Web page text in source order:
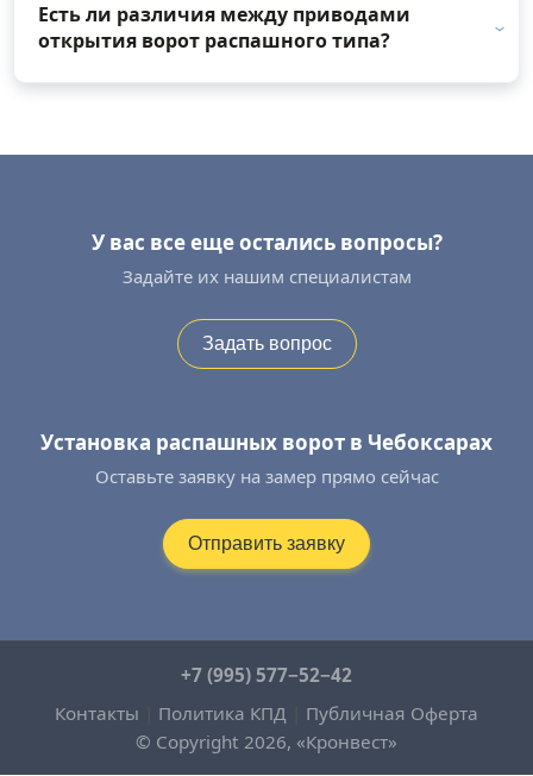
Есть ли различия между приводами
открытия ворот распашного типа?
У вас все еще остались вопросы?
Задайте их нашим специалистам
Задать вопрос
Установка распашных ворот в Чебоксарах
Оставьте заявку на замер прямо сейчас
Отправить заявку
© Copyright 2026, «Кронвест»
+7 (995) 577−52−42
Контакты
Политика КПД Публичная Оферта